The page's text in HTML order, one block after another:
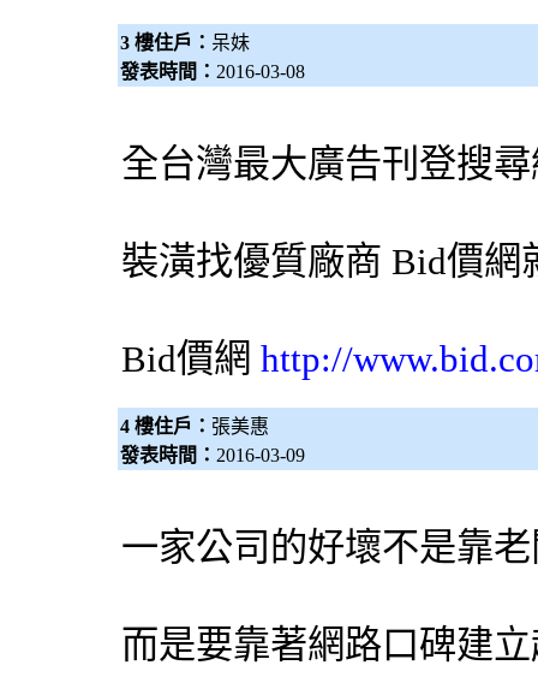
3 樓住戶： 呆妹
發表時間： 2016-03-08
全台灣最大廣告刊登搜
裝潢找優質廠商 Bid價網
Bid價網 http://
4 樓住戶： 張美惠
發表時間： 2016-03-09
一家公司的好壞不是靠
而是要靠著網路口碑建